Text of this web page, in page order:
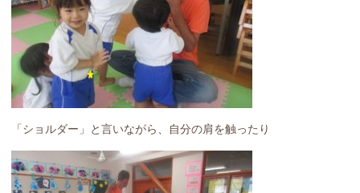
「ショルダー」と言いながら、自分の肩を触ったり